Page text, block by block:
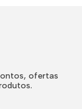
ofertas